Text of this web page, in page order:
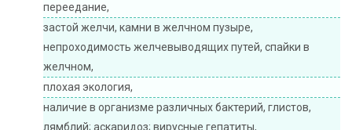
переедание,
застой желчи, камни в желчном пузыре,
непроходимость желчевыводящих путей, спайки в
желчном,
плохая экология,
наличие в организме различных бактерий, глистов,
лямблий; аскаридоз; вирусные гепатиты,